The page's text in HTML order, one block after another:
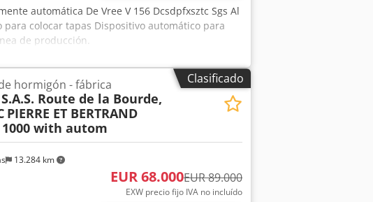
automática De Vree V 156 Dcsdpfxsztc Sgs Al
colocar tapas Dispositivo automático para
de producción.
Clasificado
13.284 km
hormigón - fábrica
S.A.S. Route de la Bourde,
PIERRE ET BERTRAND
1000 with autom
EUR 68.000EUR 89.000
EXW precio fijo IVA no incluído